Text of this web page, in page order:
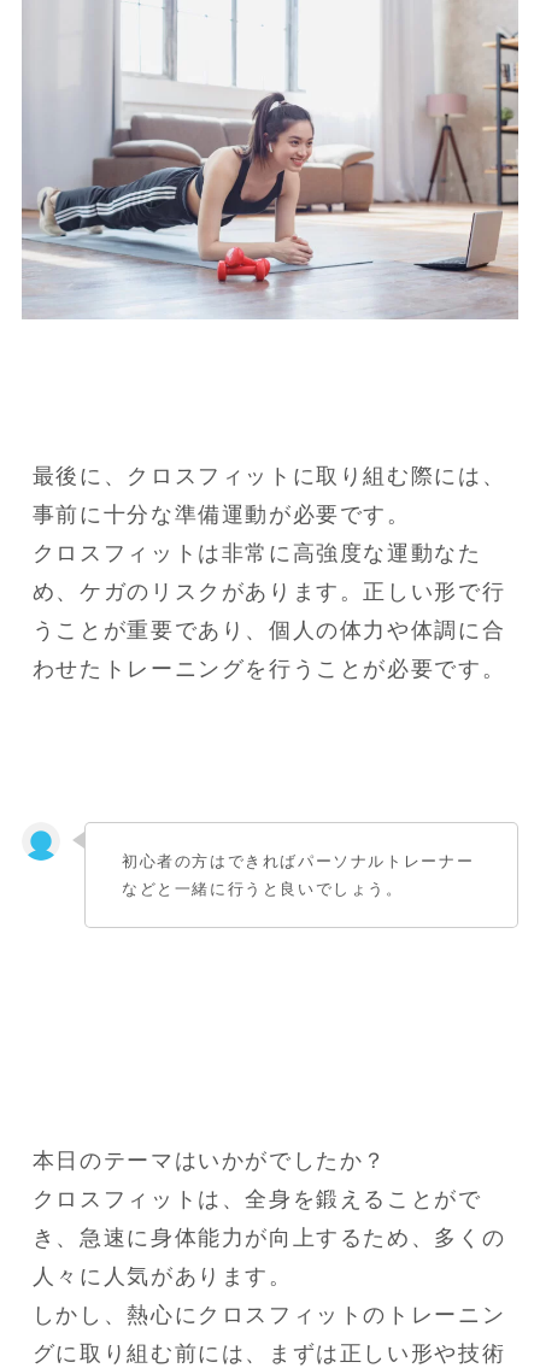
最後に、クロスフィットに取り組む際には、
事前に十分な準備運動が必要です。
クロスフィットは非常に高強度な運動なた
め、ケガのリスクがあります。正しい形で行
うことが重要であり、個人の体力や体調に合
初心者の方はできればパーソナルトレーナー
などと一緒に行うと良いでしょう。
本日のテーマはいかがでしたか？
クロスフィットは、全身を鍛えることがで
き、急速に身体能力が向上するため、多くの
人々に人気があります。
しかし、熱心にクロスフィットのトレーニン
グに取り組む前には、まずは正しい形や技術